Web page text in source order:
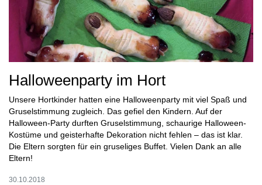
Halloweenparty im Hort
Unsere Hortkinder hatten eine Halloweenparty mit viel Spaß und
Gruselstimmung zugleich. Das gefiel den Kindern. Auf der
Halloween-Party durften Gruselstimmung, schaurige Halloween-
Kostüme und geisterhafte Dekoration nicht fehlen – das ist klar.
Die Eltern sorgten für ein gruseliges Buffet. Vielen Dank an alle
Eltern!
30.10.2018